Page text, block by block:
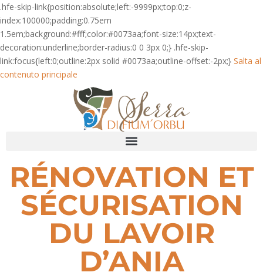
.hfe-skip-link{position:absolute;left:-9999px;top:0;z-
index:100000;padding:0.75em
1.5em;background:#fff;color:#0073aa;font-size:14px;text-
decoration:underline;border-radius:0 0 3px 0;} .hfe-skip-
link:focus{left:0;outline:2px solid #0073aa;outline-offset:-2px;} Salta al
contenuto principale
RÉNOVATION ET
SÉCURISATION
DU LAVOIR
D’ANIA